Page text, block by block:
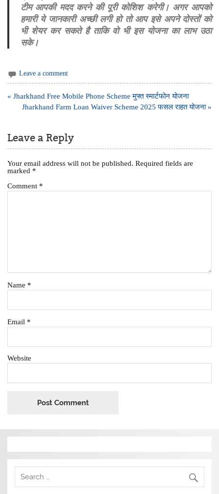
टीम आपकी मदद करने की पूरी कोशिश करेगी। अगर आपको
हमारी ये जानकारी अच्छी लगी हो तो आप इसे अपने दोस्तों को
भी शेयर कर सकते है ताकि वो भी इस योजना का लाभ उठा
सके।
Leave a comment
Post
navigation
« Jharkhand Free Mobile Phone Scheme मुफ्त स्मार्टफोन योजना
Jharkhand Farm Loan Waiver Scheme 2025 फसल राहत योजना »
Leave a Reply
Your email address will not be published. Required fields are
marked *
Comment *
Name *
Email *
Website